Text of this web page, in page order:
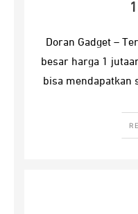
Doran Gadget –
besar harga 1
bisa mendapatkan